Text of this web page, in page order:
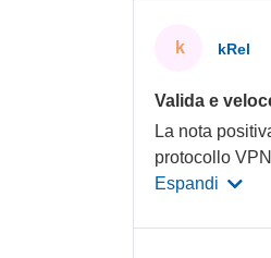
k kRel
Valida e
La nota
protocollo
Espandi